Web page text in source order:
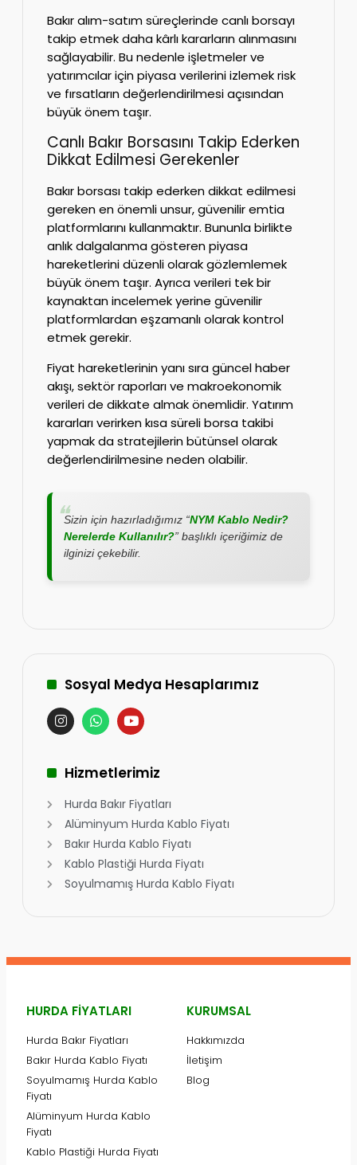
Bakır alım-satım süreçlerinde canlı borsayı
takip etmek daha kârlı kararların alınmasını
sağlayabilir. Bu nedenle işletmeler ve
yatırımcılar için piyasa verilerini izlemek risk
ve fırsatların değerlendirilmesi açısından
büyük önem taşır.
Canlı Bakır Borsasını Takip Ederken
Dikkat Edilmesi Gerekenler
Bakır borsası takip ederken dikkat edilmesi
gereken en önemli unsur, güvenilir emtia
platformlarını kullanmaktır. Bununla birlikte
anlık dalgalanma gösteren piyasa
hareketlerini düzenli olarak gözlemlemek
büyük önem taşır. Ayrıca verileri tek bir
kaynaktan incelemek yerine güvenilir
platformlardan eşzamanlı olarak kontrol
etmek gerekir.
Fiyat hareketlerinin yanı sıra güncel haber
akışı, sektör raporları ve makroekonomik
verileri de dikkate almak önemlidir. Yatırım
kararları verirken kısa süreli borsa takibi
yapmak da stratejilerin bütünsel olarak
değerlendirilmesine neden olabilir.
Sizin için hazırladığımız “NYM Kablo Nedir?
Nerelerde Kullanılır?” başlıklı içeriğimiz de
ilginizi çekebilir.
Sosyal Medya Hesaplarımız
Hizmetlerimiz
Hurda Bakır Fiyatları
Alüminyum Hurda Kablo Fiyatı
Bakır Hurda Kablo Fiyatı
Kablo Plastiği Hurda Fiyatı
Soyulmamış Hurda Kablo Fiyatı
HURDA FIYATLARI
Hurda Bakır Fiyatları
Bakır Hurda Kablo Fiyatı
Soyulmamış Hurda Kablo
Fiyatı
Alüminyum Hurda Kablo
Fiyatı
Kablo Plastiği Hurda Fiyatı
KURUMSAL
Hakkımızda
İletişim
Blog